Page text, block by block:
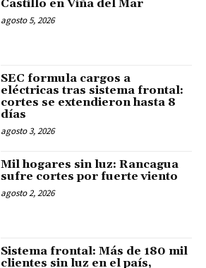
Castillo en Viña del Mar
agosto 5, 2026
SEC formula cargos a
eléctricas tras sistema frontal:
cortes se extendieron hasta 8
días
agosto 3, 2026
Mil hogares sin luz: Rancagua
sufre cortes por fuerte viento
agosto 2, 2026
Sistema frontal: Más de 180 mil
clientes sin luz en el país,